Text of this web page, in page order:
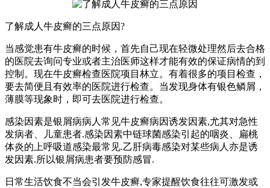
了解成人牛皮癣的三点原因?
当感觉患有牛皮癣的时候，首先自己现在轻微处理然后去合格
的医院去询问专业或者主治医师这样才能有效的保证病情的到
控制。现在牛皮癣检查医院项目林立。有着很多的项目检查，
要去简便且有效率的医院进行检查。当发现身体有银色鳞屑，
薄膜等现象时，即可去医院进行检查。
感染因素是银屑病病人常见牛皮癣病因诱发因素,尤其对急性
发病者、儿童患者.感染因素中链球菌感染引起的咽炎、扁桃
体炎的上呼吸道感染最常见.乙肝病毒感染对某些病人亦是诱
发因素.所以银屑病患者要预防感冒.
日常生活饮食不当会引发牛皮癣,专家提醒饮食往往可激发或